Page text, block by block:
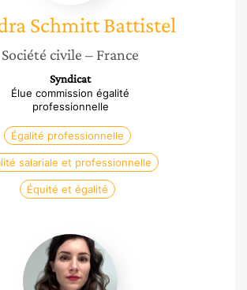
Schmitt Battistel
Société civile – France
Syndicat
Élue commission égalité
professionnelle
Égalité professionnelle
salariale et professionnelle
Équité et égalité
Lucile
Nicosia